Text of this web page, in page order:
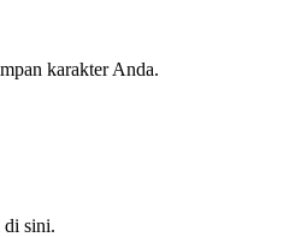
karakter Anda.
di sini.